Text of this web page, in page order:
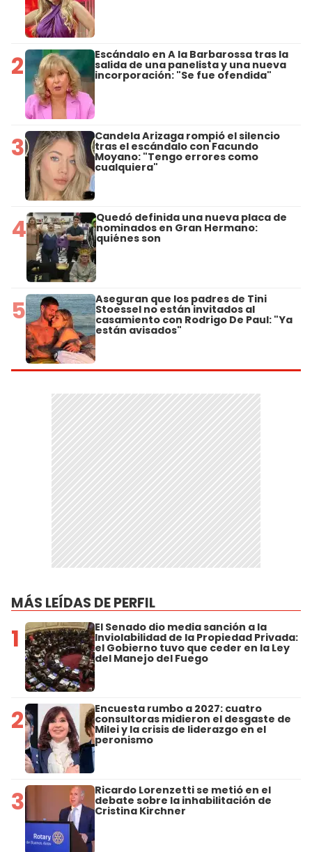
2 Escándalo en A la Barbarossa tras la
salida de una panelista y una nueva
incorporación: "Se fue ofendida"
3 Candela Arizaga rompió el silencio
tras el escándalo con Facundo
Moyano: "Tengo errores como
cualquiera"
4 Quedó definida una nueva placa de
nominados en Gran Hermano:
quiénes son
5 Aseguran que los padres de Tini
Stoessel no están invitados al
casamiento con Rodrigo De Paul: "Ya
están avisados"
MÁS LEÍDAS DE PERFIL
1 El Senado dio media sanción a la
Inviolabilidad de la Propiedad Privada:
el Gobierno tuvo que ceder en la Ley
del Manejo del Fuego
2 Encuesta rumbo a 2027: cuatro
consultoras midieron el desgaste de
Milei y la crisis de liderazgo en el
peronismo
3 Ricardo Lorenzetti se metió en el
debate sobre la inhabilitación de
Cristina Kirchner